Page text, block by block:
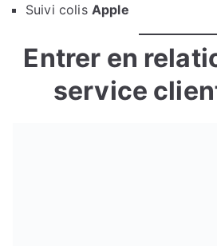
Suivi colis Apple
Entrer en
service